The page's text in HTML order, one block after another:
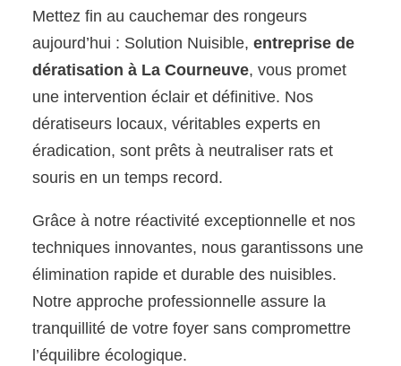
Mettez fin au cauchemar des rongeurs
aujourd’hui : Solution Nuisible,entreprise de
dératisation à La Courneuve, vous promet
une intervention éclair et définitive. Nos
dératiseurs locaux, véritables experts en
éradication, sont prêts à neutraliser rats et
souris en un temps record.
Grâce à notre réactivité exceptionnelle et nos
techniques innovantes, nous garantissons une
élimination rapide et durable des nuisibles.
Notre approche professionnelle assure la
tranquillité de votre foyer sans compromettre
l’équilibre écologique.